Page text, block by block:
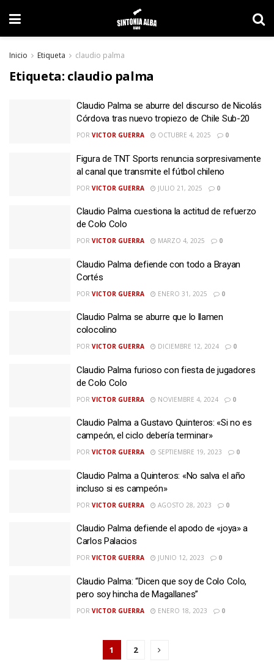
Inicio Etiqueta claudio palma
Etiqueta: claudio palma
Claudio Palma se aburre del discurso de Nicolás
Córdova tras nuevo tropiezo de Chile Sub-20
POR VICTOR GUERRA OCTUBRE 4, 2025 0
Figura de TNT Sports renuncia sorpresivamente
al canal que transmite el fútbol chileno
POR VICTOR GUERRA JULIO 21, 2025 0
Claudio Palma cuestiona la actitud de refuerzo
de Colo Colo
POR VICTOR GUERRA MARZO 4, 2025 0
Claudio Palma defiende con todo a Brayan
Cortés
POR VICTOR GUERRA ENERO 31, 2025 0
Claudio Palma se aburre que lo llamen
colocolino
POR VICTOR GUERRA DICIEMBRE 12, 2024 0
Claudio Palma furioso con fiesta de jugadores
de Colo Colo
POR VICTOR GUERRA NOVIEMBRE 4, 2024 0
Claudio Palma a Gustavo Quinteros: «Si no es
campeón, el ciclo debería terminar»
POR VICTOR GUERRA SEPTIEMBRE 19, 2023 0
Claudio Palma a Quinteros: «No salva el año
incluso si es campeón»
POR VICTOR GUERRA AGOSTO 28, 2023 0
Claudio Palma defiende el apodo de «joya» a
Carlos Palacios
POR VICTOR GUERRA JUNIO 12, 2023 0
Claudio Palma: “Dicen que soy de Colo Colo,
pero soy hincha de Magallanes”
POR VICTOR GUERRA ENERO 18, 2023 0
1 2